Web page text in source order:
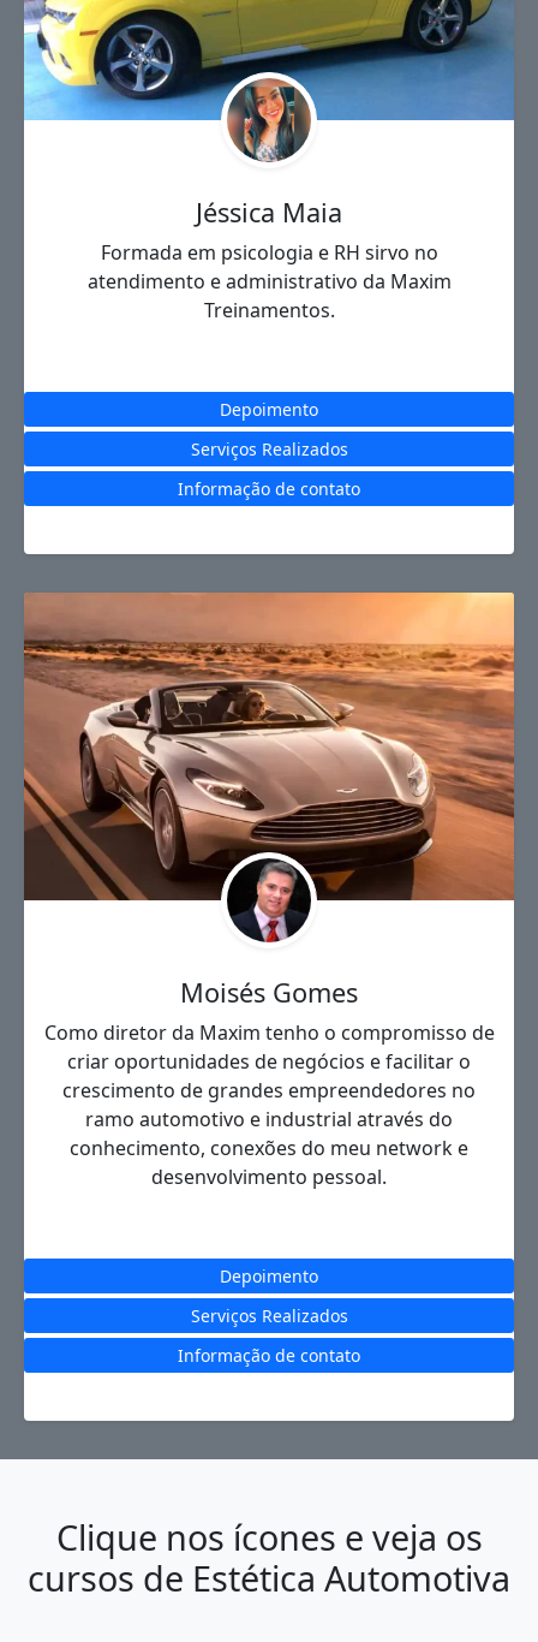
Jéssica Maia
Formada em psicologia e RH sirvo no
atendimento e administrativo da Maxim
Treinamentos.
Depoimento
Serviços Realizados
Informação de contato
Moisés Gomes
Como diretor da Maxim tenho o compromisso de
criar oportunidades de negócios e facilitar o
crescimento de grandes empreendedores no
ramo automotivo e industrial através do
conhecimento, conexões do meu network e
desenvolvimento pessoal.
Depoimento
Serviços Realizados
Informação de contato
Clique nos ícones e veja os
cursos de Estética Automotiva